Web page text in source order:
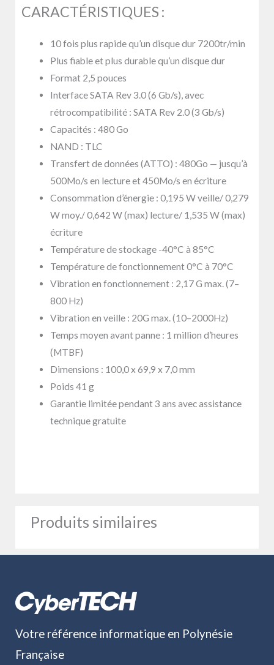
CARACTÉRISTIQUES :
10 fois plus rapide qu’un disque dur 7200tr/min
Plus fiable et plus durable qu’un disque dur
Format 2,5 pouces
Interface SATA Rev 3.0 (6 Gb/s), avec
rétrocompatibilité : SATA Rev 2.0 (3 Gb/s)
Capacités : 480 Go
NAND : TLC
Transfert de données (ATTO) : 480Go — jusqu’à
500Mo/s en lecture et 450Mo/s en écriture
Consommation d’énergie : 0,195 W veille/ 0,279
W moy./ 0,642 W (max) lecture/ 1,535 W (max)
écriture
Température de stockage -40°C à 85°C
Température de fonctionnement 0°C à 70°C
Vibration en fonctionnement : 2,17 G max. (7–
800 Hz)
Vibration en veille : 20G max. (10–2000Hz)
Temps moyen avant panne : 1 million d’heures
(MTBF)
Dimensions : 100,0 x 69,9 x 7,0 mm
Poids 41 g
Garantie limitée pendant 3 ans avec assistance
technique gratuite
Produits similaires
Votre référence informatique en Polynésie
Française